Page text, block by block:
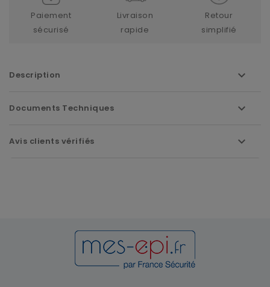
Paiement
sécurisé
Livraison
rapide
Retour
simplifié
Description
Documents Techniques
Avis clients vérifiés